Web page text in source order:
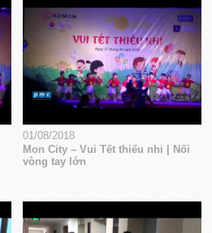
01/08/2018
Mon City – Vui Tết thiếu nhi | Nối
vòng tay lớn